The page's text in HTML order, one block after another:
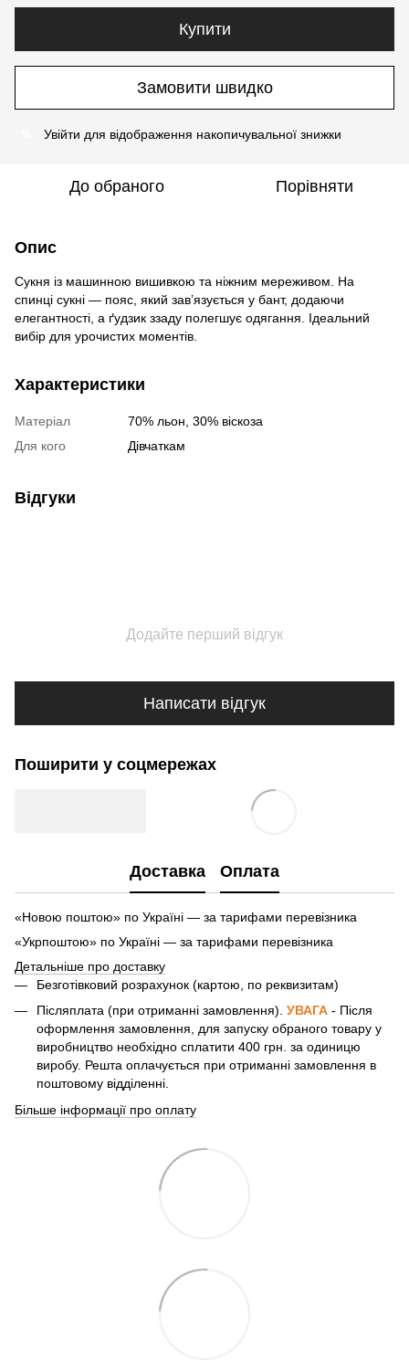
Купити
Замовити швидко
Увійти для відображення накопичувальної знижки
До обраного Порівняти
Опис
Сукня із машинною вишивкою та ніжним мереживом. На
спинці сукні — пояс, який зав’язується у бант, додаючи
елегантності, а ґудзик ззаду полегшує одягання. Ідеальний
вибір для урочистих моментів.
Характеристики
Матеріал
70% льон, 30% віскоза
Для кого
Дівчаткам
Відгуки
Додайте перший відгук
Написати відгук
Поширити у соцмережах
Доставка Оплата
«Новою поштою» по Україні — за тарифами перевізника
«Укрпоштою» по Україні — за тарифами перевізника
Детальніше про доставку
Безготівковий розрахунок (картою, по реквизитам)
Післяплата (при отриманні замовлення). УВАГА - Після
оформлення замовлення, для запуску обраного товару у
виробництво необхідно сплатити 400 грн. за одиницю
виробу. Решта оплачується при отриманні замовлення в
поштовому відділенні.
Більше інформації про оплату